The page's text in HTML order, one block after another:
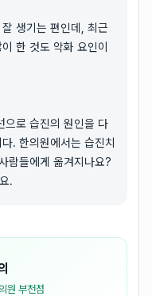
생기는 편인데, 최근
한 것도 악화 요인이
으로 습진의 원인을 다
. 한의원에서는 습진치
람들에게 옮겨지나요?
.
원 부천점